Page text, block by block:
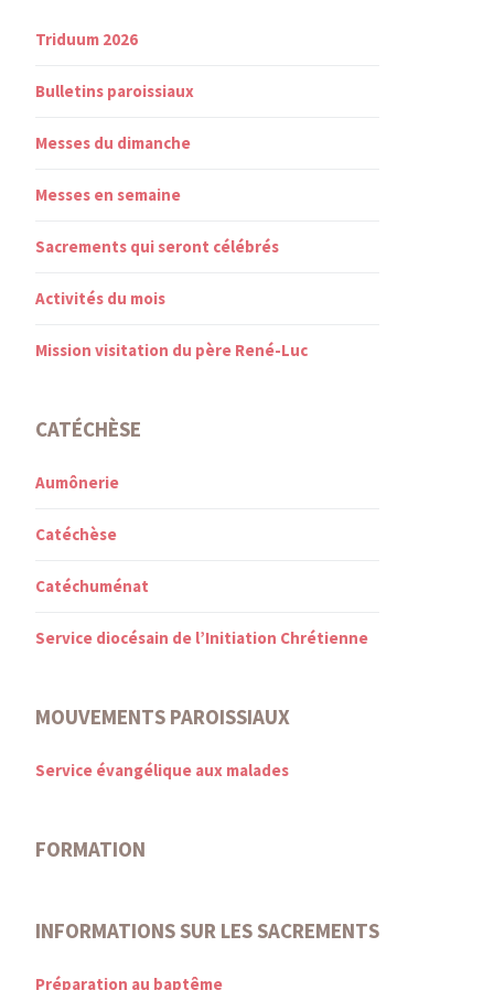
Triduum 2026
Bulletins paroissiaux
Messes du dimanche
Messes en semaine
Sacrements qui seront célébrés
Activités du mois
Mission visitation du père René-Luc
CATÉCHÈSE
Aumônerie
Catéchèse
Catéchuménat
Service diocésain de l’Initiation Chrétienne
MOUVEMENTS PAROISSIAUX
Service évangélique aux malades
FORMATION
INFORMATIONS SUR LES SACREMENTS
Préparation au baptême